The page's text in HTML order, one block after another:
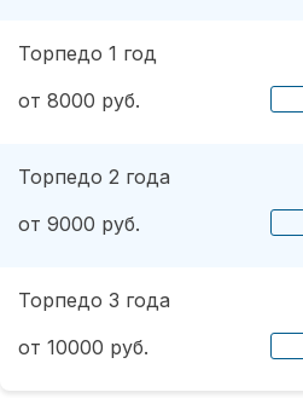
Торпедо 1 год
от 8000 руб.
Торпедо 2 года
от 9000 руб.
Торпедо 3 года
от 10000 руб.